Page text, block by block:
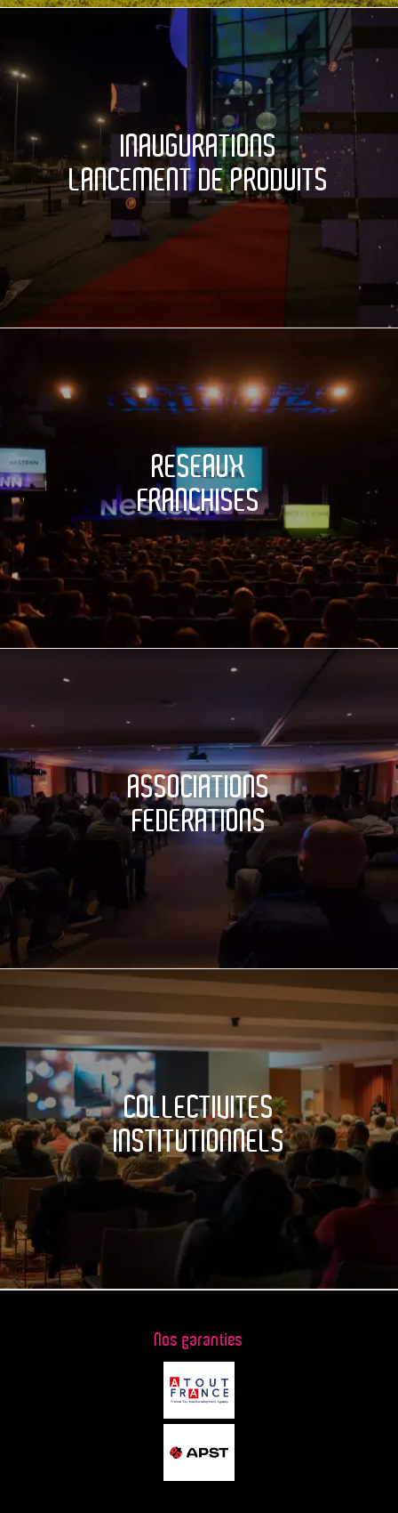
INAUGURATIONS
LANCEMENT DE PRODUITS
RESEAUX
FRANCHISES
ASSOCIATIONS
FEDERATIONS
COLLECTIVITES
INSTITUTIONNELS
Nos garanties